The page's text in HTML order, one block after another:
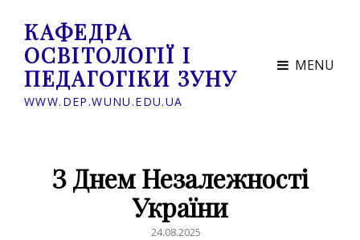
КАФЕДРА
ОСВІТОЛОГІЇ І
ПЕДАГОГІКИ ЗУНУ
WWW.DEP.WUNU.EDU.UA
MENU
З Днем Незалежності
України
POSTED
24.08.2025